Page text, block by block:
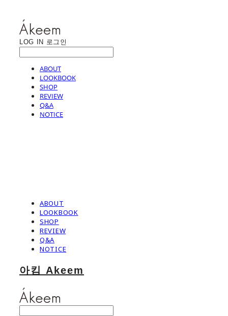
LOG IN 로그인
ABOUT
LOOKBOOK
SHOP
REVIEW
Q&A
NOTICE
ABOUT
LOOKBOOK
SHOP
REVIEW
Q&A
NOTICE
아킴 Akeem